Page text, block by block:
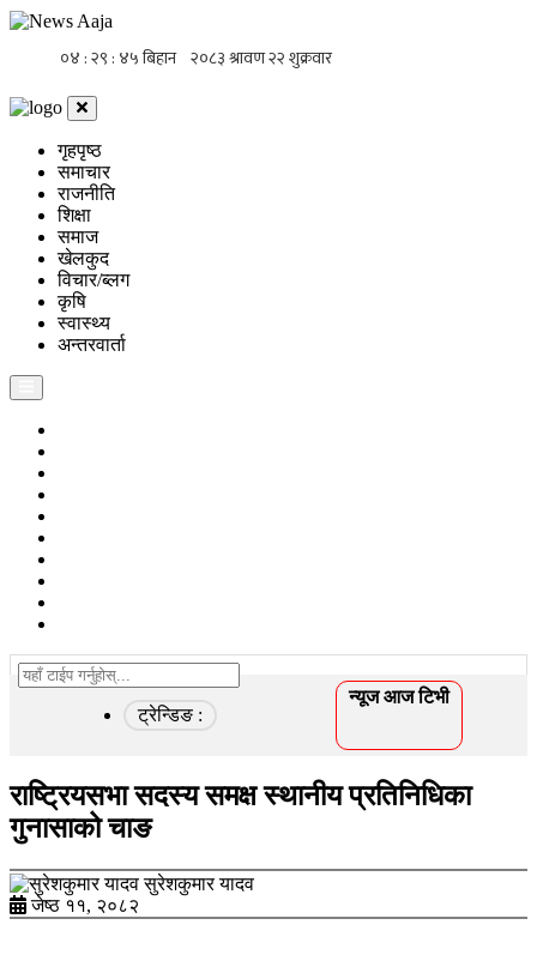
गृहपृष्ठ
समाचार
राजनीति
शिक्षा
समाज
खेलकुद
विचार/ब्लग
कृषि
स्वास्थ्य
अन्तरवार्ता
ट्रेन्डिङ :
न्यूज आज टिभी
राष्ट्रियसभा सदस्य समक्ष स्थानीय प्रतिनिधिका
गुनासाको चाङ
सुरेशकुमार यादव
जेष्ठ ११, २०८२